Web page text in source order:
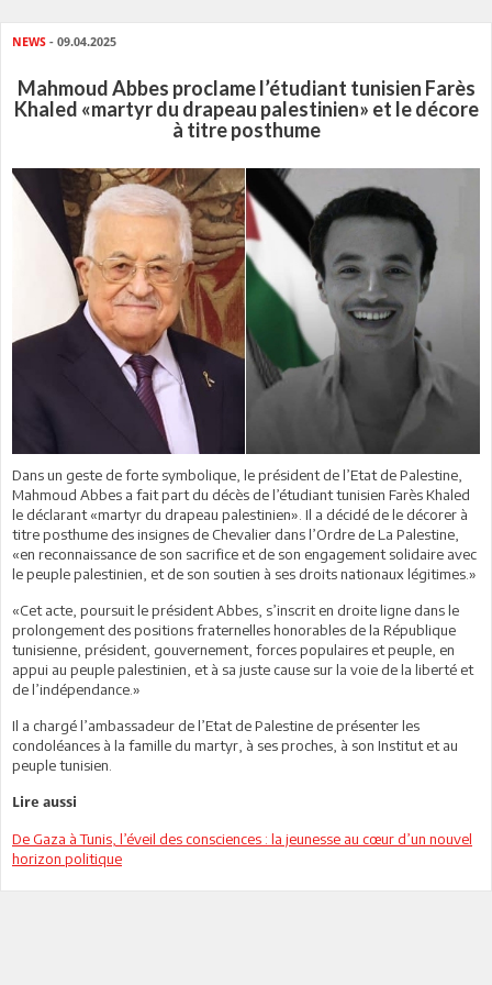
NEWS - 09.04.2025
Mahmoud Abbes proclame l’étudiant tunisien Farès
Khaled «martyr du drapeau palestinien» et le décore
à titre posthume
Dans un geste de forte symbolique, le président de l’Etat de Palestine,
Mahmoud Abbes a fait part du décès de l’étudiant tunisien Farès Khaled
le déclarant «martyr du drapeau palestinien». Il a décidé de le décorer à
titre posthume des insignes de Chevalier dans l’Ordre de La Palestine,
«en reconnaissance de son sacrifice et de son engagement solidaire avec
le peuple palestinien, et de son soutien à ses droits nationaux légitimes.»
«Cet acte, poursuit le président Abbes, s’inscrit en droite ligne dans le
prolongement des positions fraternelles honorables de la République
tunisienne, président, gouvernement, forces populaires et peuple, en
appui au peuple palestinien, et à sa juste cause sur la voie de la liberté et
de l’indépendance.»
Il a chargé l’ambassadeur de l’Etat de Palestine de présenter les
condoléances à la famille du martyr, à ses proches, à son Institut et au
peuple tunisien.
Lire aussi
De Gaza à Tunis, l’éveil des consciences : la jeunesse au cœur d’un nouvel
horizon politique